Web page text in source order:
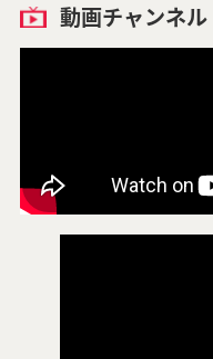
動画チャンネル